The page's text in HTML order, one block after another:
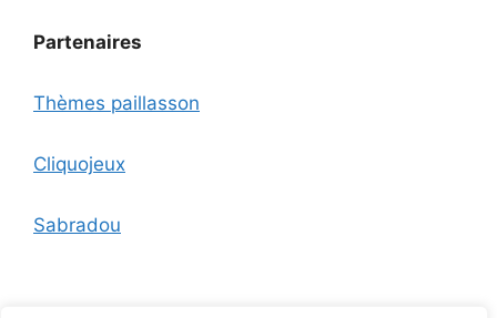
Partenaires
Thèmes paillasson
Cliquojeux
Sabradou